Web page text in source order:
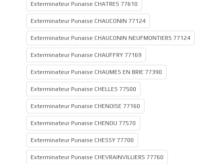
Exterminateur Punaise CHATRES 77610
Exterminateur Punaise CHAUCONIN 77124
Exterminateur Punaise CHAUCONIN NEUFMONTIERS 77124
Exterminateur Punaise CHAUFFRY 77169
Exterminateur Punaise CHAUMES EN BRIE 77390
Exterminateur Punaise CHELLES 77500
Exterminateur Punaise CHENOISE 77160
Exterminateur Punaise CHENOU 77570
Exterminateur Punaise CHESSY 77700
Exterminateur Punaise CHEVRAINVILLIERS 77760